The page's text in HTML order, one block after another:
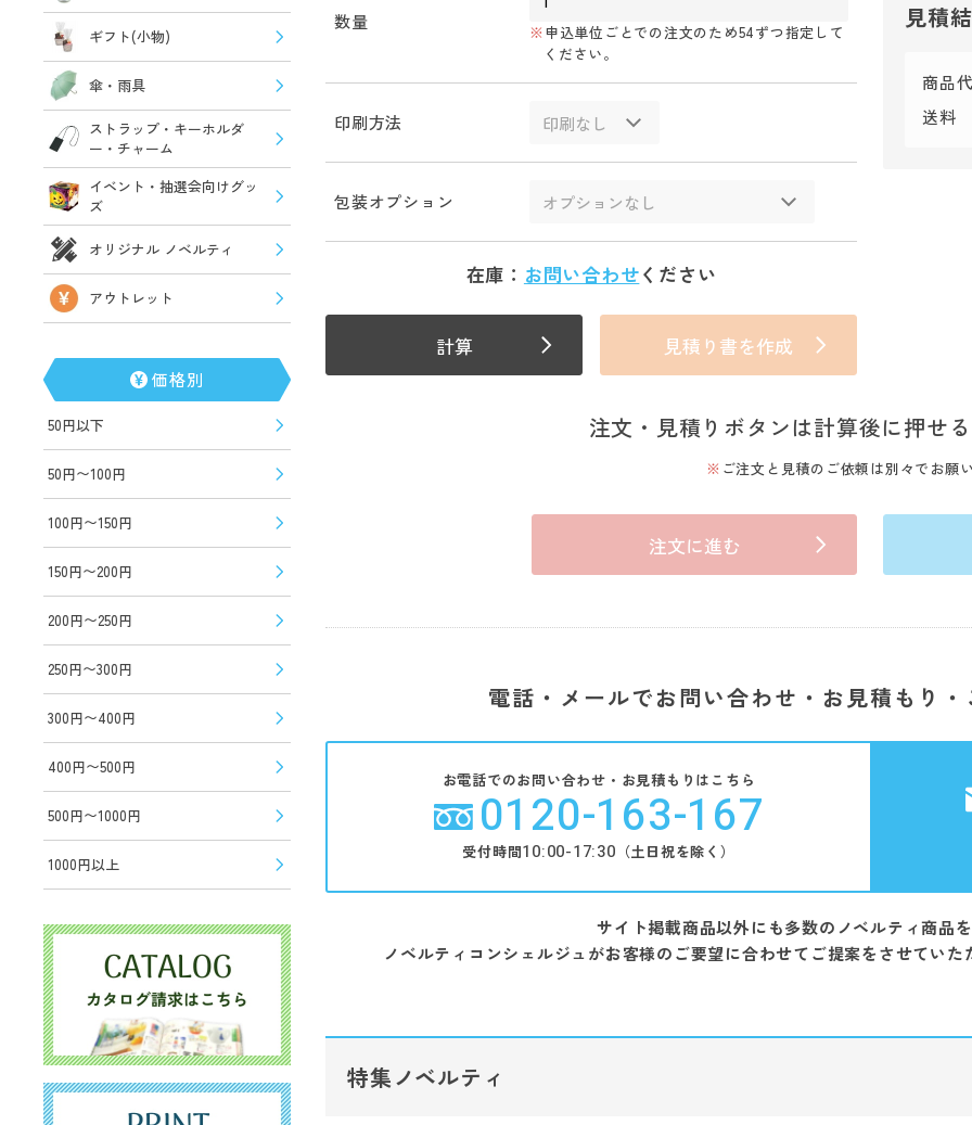
ギフト(小物)
傘・雨具
ストラップ・キーホルダ
ー・チャーム
イベント・抽選会向けグッ
ズ
オリジナル ノベルティ
アウトレット
価格別
50円以下
50円〜100円
100円〜150円
150円〜200円
200円〜250円
250円〜300円
300円〜400円
400円〜500円
500円〜1000円
1000円以上
数量
申込単位ごとでの注文のため54ずつ指定して
ください。
印刷方法
包装オプション
在庫： お問い合わせください
計算 見積り書を作成
見積
商品
送料
注文・見積りボタンは計算後に押せ
ご注文と見積のご依頼は別々でお願
注文に進む
電話・メールでお問い合わせ・お見積もり
お電話でのお問い合わせ・お見積もりはこちら
0120-163-167
受付時間10:00-17:30 （土日祝を除く）
サイト掲載商品以外にも多数のノベルティ商品
ノベルティコンシェルジュがお客様のご要望に合わせてご提案をさせてい
特集ノベルティ